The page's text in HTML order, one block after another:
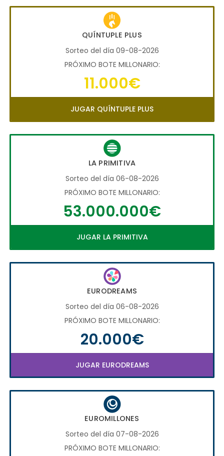
QUÍNTUPLE PLUS
Sorteo del día 09-08-2026
PRÓXIMO BOTE MILLONARIO:
11.000€
JUGAR QUÍNTUPLE PLUS
LA PRIMITIVA
Sorteo del día 06-08-2026
PRÓXIMO BOTE MILLONARIO:
53.000.000€
JUGAR LA PRIMITIVA
EURODREAMS
Sorteo del día 06-08-2026
PRÓXIMO BOTE MILLONARIO:
20.000€
JUGAR EURODREAMS
EUROMILLONES
Sorteo del día 07-08-2026
PRÓXIMO BOTE MILLONARIO: